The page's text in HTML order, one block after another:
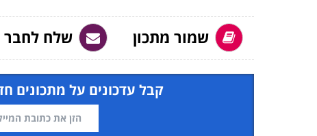
שמור מתכון שלח לחבר
קבל עדכונים על מתכונים